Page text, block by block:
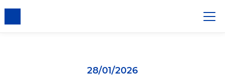
28/01/2026